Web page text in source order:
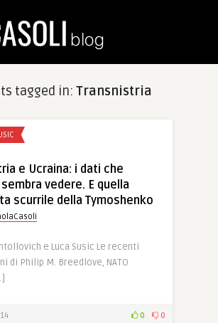
tagged in: Transnistria
e Ucraina: i dati che
vedere. E quella
scurrile della Tymoshenko
e Luca Susic Le recenti
di Philip M. Breedlove, NATO
0 0